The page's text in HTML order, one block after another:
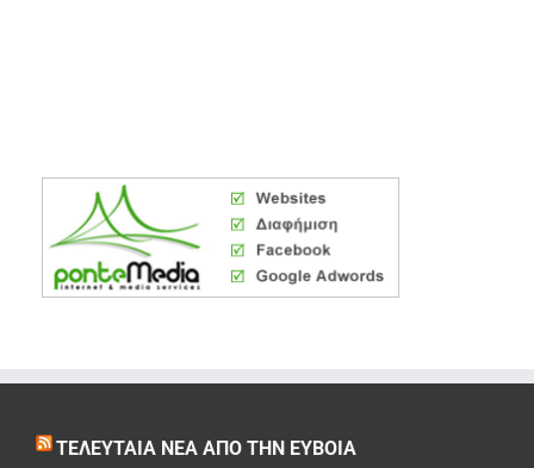
ΤΕΛΕΥΤΑΊΑ ΝΈΑ ΑΠΌ ΤΗΝ ΕΎΒΟΙΑ